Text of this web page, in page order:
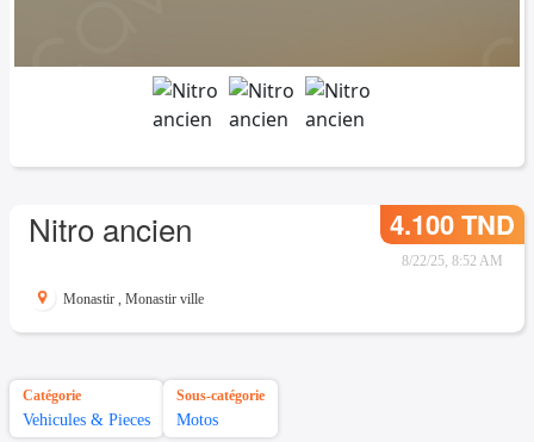
Nitro ancien 4.100 TND
8/22/25, 8:52 AM
Monastir , Monastir ville
Catégorie
Vehicules & Pieces
Sous-catégorie
Motos